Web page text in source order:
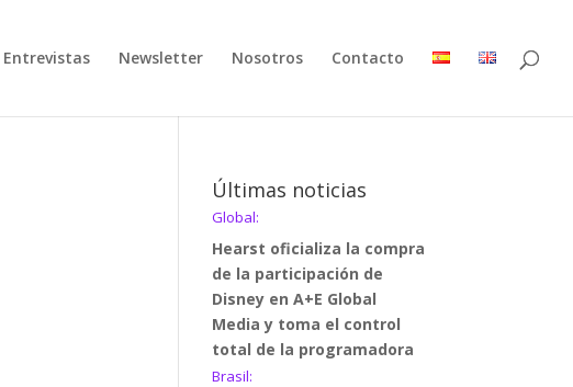
Entrevistas Newsletter Nosotros Contacto
Últimas noticias
Global:
Hearst oficializa la compra
de la participación de
Disney en A+E Global
Media y toma el control
total de la programadora
Brasil: